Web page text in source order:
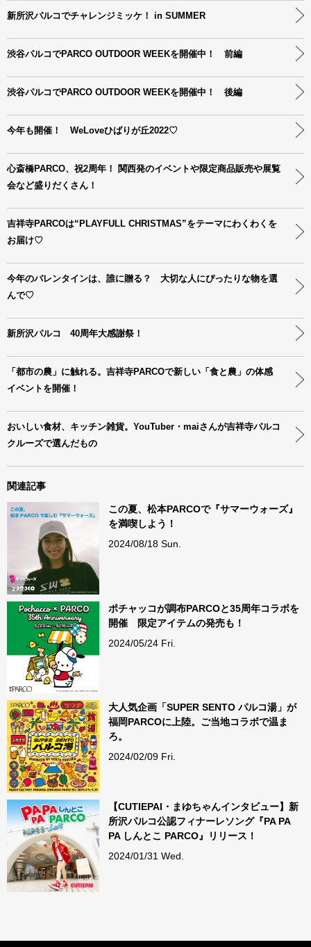
新所沢パルコでチャレンジミッケ！ in SUMMER
渋谷パルコでPARCO OUTDOOR WEEKを開催中！ 前編
渋谷パルコでPARCO OUTDOOR WEEKを開催中！ 後編
今年も開催！ WeLoveひばりが丘2022♡
心斎橋PARCO、祝2周年！ 関西発のイベントや限定商品販売や展覧
会など盛りだくさん！
吉祥寺PARCOは“PLAYFULL CHRISTMAS”をテーマにわくわくを
お届け♡
今年のバレンタインは、誰に贈る？ 大切な人にぴったりな物を選
んで♡
新所沢パルコ 40周年大感謝祭！
「都市の農」に触れる。吉祥寺PARCOで新しい「食と農」の体感
イベントを開催！
おいしい食材、キッチン雑貨。YouTuber・maiさんが吉祥寺パルコ
クルーズで選んだもの
関連記事
この夏、松本PARCOで『サマーウォーズ』
を満喫しよう！
2024/08/18 Sun.
ポチャッコが調布PARCOと35周年コラボを
開催 限定アイテムの発売も！
2024/05/24 Fri.
大人気企画「SUPER SENTO パルコ湯」が
福岡PARCOに上陸。ご当地コラボで温ま
ろ。
2024/02/09 Fri.
【CUTIEPAI・まゆちゃんインタビュー】新
所沢パルコ公認フィナーレソング『PA PA
PA しんとこ PARCO』リリース！
2024/01/31 Wed.